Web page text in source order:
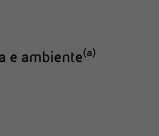
e ambiente(a)